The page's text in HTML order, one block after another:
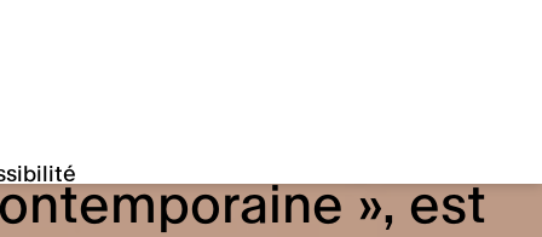
mère de la danse
», est